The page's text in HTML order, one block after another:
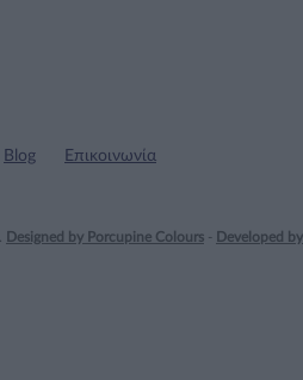
Blog Επικοινωνία
Designed by Porcupine Colours - Developed